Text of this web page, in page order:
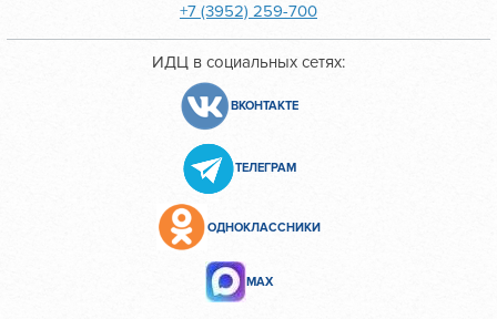
+7 (3952) 259-700
ИДЦ в социальных сетях:
ВКОНТАКТЕ
ТЕЛЕГРАМ
ОДНОКЛАССНИКИ
МАХ